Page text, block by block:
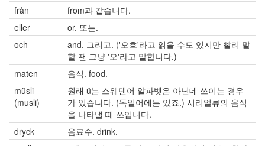
från
from과 같습니다.
eller
or. 또는.
och
and. 그리고. ('오흐'라고 읽을 수도 있지만 빨리 말
할 땐 그냥 '오'라고 말합니다.)
maten
음식. food.
müsli
(musli)
원래 ü는 스웨덴어 알파벳은 아닌데 쓰이는 경우
가 있습니다. (독일어에는 있죠.) 시리얼류의 음식
을 나타낼 때 쓰입니다.
dryck
음료수. drink.